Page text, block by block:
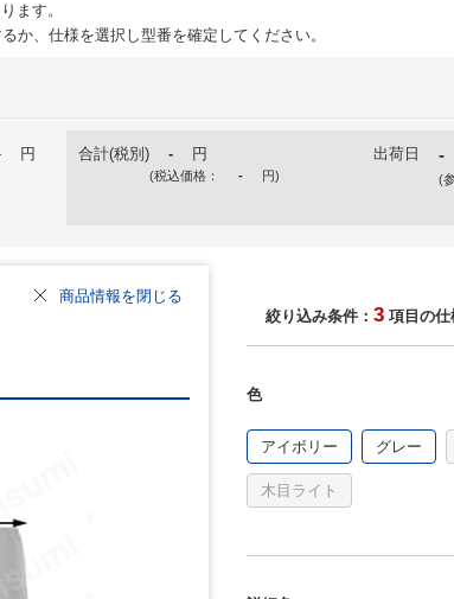
ます。
か、仕様を選択し型番を確定してください。
円 合計(税別) - 円
(税込価格： - 円)
出荷日 -
(
商品情報を閉じる
絞り込み条件： 3 項目の
色
アイボリー グレー
木目ライト